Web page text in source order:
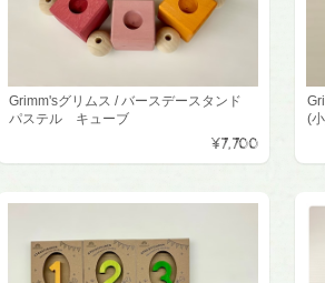
Grimm'sグリムス / バースデースタンド
パステル キューブ
¥7,700
(